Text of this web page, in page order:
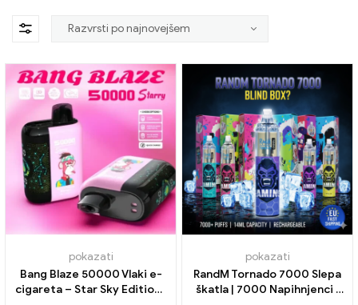
pokazati
Bang Blaze 50000 Vlaki e-
cigareta – Star Sky Edition |
pokazati
RandM Tornado 7000 Slepa
škatla | 7000 Napihnjenci |